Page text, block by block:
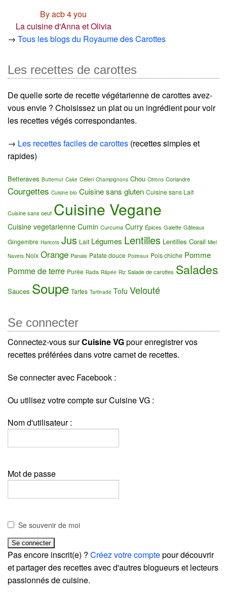
By acb 4 you
La cuisine d'Anna et Olivia
→ Tous les blogs du Royaume des Carottes
Les recettes de carottes
De quelle sorte de recette végétarienne de carottes avez-
vous envie ? Choisissez un plat ou un ingrédient pour voir
les recettes végés correspondantes.
→ Les recettes faciles de carottes (recettes simples et
rapides)
Betteraves Butternut Cake Céleri Champignons Chou Citrons Coriandre
Courgettes Cuisine bio Cuisine sans gluten Cuisine sans Lait
Cuisine sans oeuf Cuisine Vegane
Cuisine vegetarienne Cumin Curcuma Curry Épices Galette Gâteaux
Gingembre Haricots Jus Lait Légumes Lentilles Lentilles Corail Miel
Navets Noix Orange Panais Patate douce Poireaux Pois chiche Pomme
Pomme de terre Purée Radis Râpée Riz Salade de carottes Salades
Sauces Soupe Tartes Tartinade Tofu Velouté
Se connecter
Connectez-vous surCuisine VGpour enregistrer vos
recettes préférées dans votre carnet de recettes.
Se connecter avec Facebook :
Ou utilisez votre compte sur Cuisine VG :
Nom d'utilisateur :
Mot de passe
Se souvenir de moi
Pas encore inscrit(e) ? Créez votre comptepour découvrir
et partager des recettes avec d'autres blogueurs et lecteurs
passionnés de cuisine.